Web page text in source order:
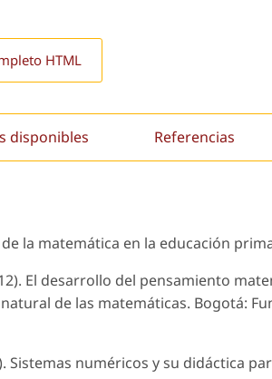
HTML
disponibles Referencias
la matemática en la educación
El desarrollo del pensamiento
de las matemáticas. Bogotá:
Sistemas numéricos y su didáctica